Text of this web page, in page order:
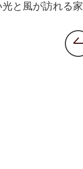
と風が訪れる家